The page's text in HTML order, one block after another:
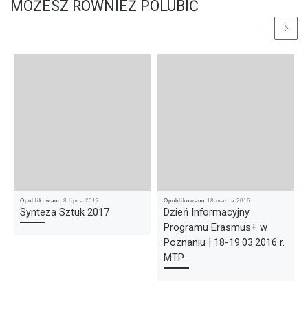
MOŻESZ RÓWNIEŻ POLUBIĆ
Opublikowano 8 lipca 2017
Synteza Sztuk 2017
Opublikowano 18 marca 2016
Dzień Informacyjny
Programu Erasmus+ w
Poznaniu | 18-19.03.2016 r.
MTP